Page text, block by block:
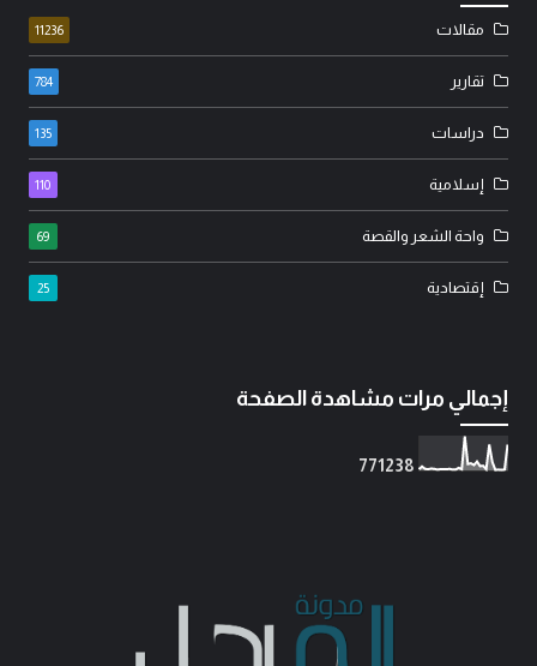
مقالات 11236
تقارير 784
دراسات 135
إسلامية 110
واحة الشعر والقصة 69
إقتصادية 25
إجمالي مرات مشاهدة الصفحة
771 238